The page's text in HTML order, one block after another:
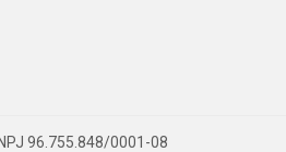
96.755.848/0001-08